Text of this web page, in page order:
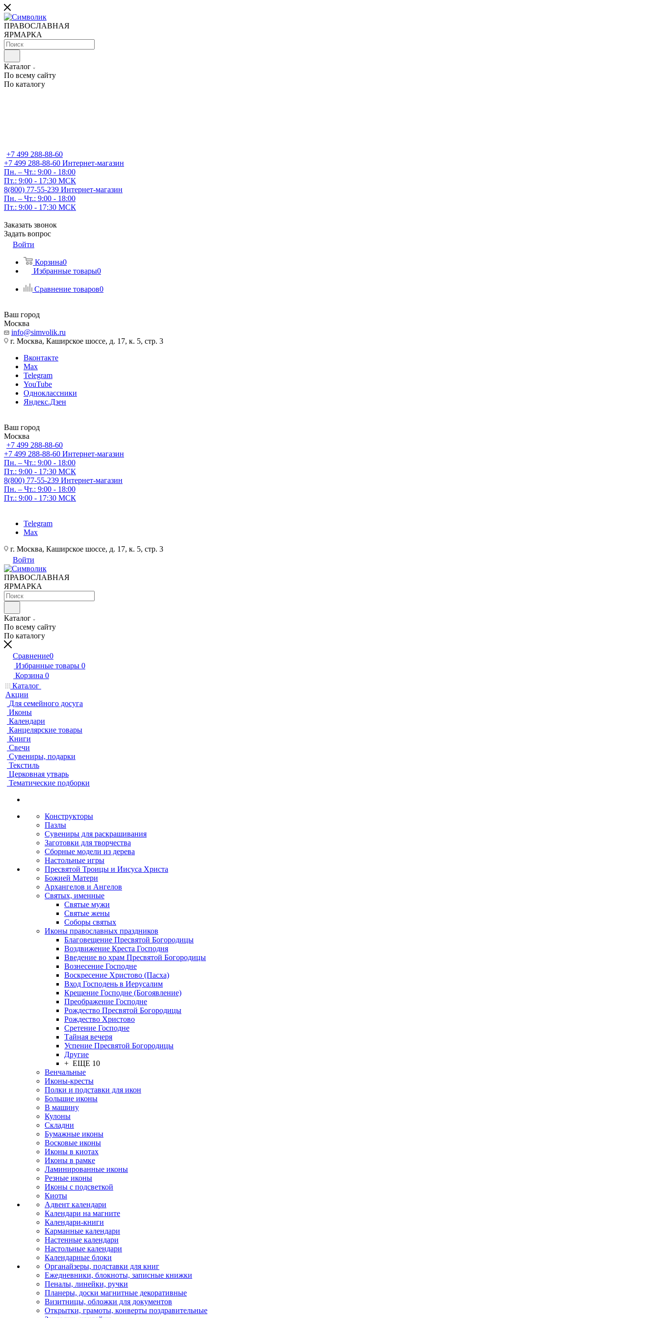
ПРАВОСЛАВНАЯ
ЯРМАРКА
Каталог
По всему сайту
По каталогу
+7 499 288-88-60
+7 499 288-88-60 Интернет-магазин
Пн. – Чт.: 9:00 - 18:00
Пт.: 9:00 - 17:30 МСК
8(800) 77-55-239 Интернет-магазин
Пн. – Чт.: 9:00 - 18:00
Пт.: 9:00 - 17:30 МСК
Заказать звонок
Задать вопрос
Войти
Корзина0
Избранные товары0
Сравнение товаров0
Ваш город
Москва
info@simvolik.ru
г. Москва, Каширское шоссе, д. 17, к. 5, стр. 3
Вконтакте
Max
Telegram
YouTube
Одноклассники
Яндекс.Дзен
Ваш город
Москва
+7 499 288-88-60
+7 499 288-88-60 Интернет-магазин
Пн. – Чт.: 9:00 - 18:00
Пт.: 9:00 - 17:30 МСК
8(800) 77-55-239 Интернет-магазин
Пн. – Чт.: 9:00 - 18:00
Пт.: 9:00 - 17:30 МСК
Telegram
Max
г. Москва, Каширское шоссе, д. 17, к. 5, стр. 3
Войти
ПРАВОСЛАВНАЯ
ЯРМАРКА
Каталог
По всему сайту
По каталогу
Сравнение0
Избранные товары 0
Корзина 0
Каталог
Акции
Для семейного досуга
Иконы
Календари
Канцелярские товары
Книги
Свечи
Сувениры, подарки
Текстиль
Церковная утварь
Тематические подборки
Конструкторы
Пазлы
Сувениры для раскрашивания
Заготовки для творчества
Сборные модели из дерева
Настольные игры
Пресвятой Троицы и Иисуса Христа
Божией Матери
Архангелов и Ангелов
Святых, именные
Святые мужи
Святые жены
Соборы святых
Иконы православных праздников
Благовещение Пресвятой Богородицы
Воздвижение Креста Господня
Введение во храм Пресвятой Богородицы
Вознесение Господне
Воскресение Христово (Пасха)
Вход Господень в Иерусалим
Крещение Господне (Богоявление)
Преображение Господне
Рождество Пресвятой Богородицы
Рождество Христово
Сретение Господне
Тайная вечеря
Успение Пресвятой Богородицы
Другие
+ ЕЩЕ 10
Венчальные
Иконы-кресты
Полки и подставки для икон
Большие иконы
В машину
Кулоны
Складни
Бумажные иконы
Восковые иконы
Иконы в киотах
Иконы в рамке
Ламинированные иконы
Резные иконы
Иконы с подсветкой
Киоты
Адвент календари
Календари на магните
Календари-книги
Карманные календари
Настенные календари
Настольные календари
Календарные блоки
Органайзеры, подставки для книг
Ежедневники, блокноты, записные книжки
Пеналы, линейки, ручки
Планеры, доски магнитные декоративные
Визитницы, обложки для документов
Открытки, грамоты, конверты поздравительные